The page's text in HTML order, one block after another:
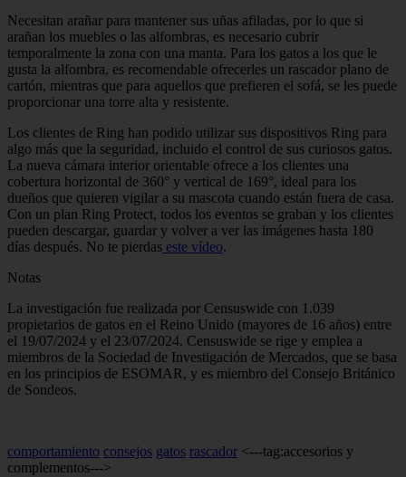
Necesitan arañar para mantener sus uñas afiladas, por lo que si
arañan los muebles o las alfombras, es necesario cubrir
temporalmente la zona con una manta. Para los gatos a los que le
gusta la alfombra, es recomendable ofrecerles un rascador plano de
cartón, mientras que para aquellos que prefieren el sofá, se les puede
proporcionar una torre alta y resistente.
Los clientes de Ring han podido utilizar sus dispositivos Ring para
algo más que la seguridad, incluido el control de sus curiosos gatos.
La nueva cámara interior orientable ofrece a los clientes una
cobertura horizontal de 360° y vertical de 169°, ideal para los
dueños que quieren vigilar a su mascota cuando están fuera de casa.
Con un plan Ring Protect, todos los eventos se graban y los clientes
pueden descargar, guardar y volver a ver las imágenes hasta 180
días después. No te pierdas este vídeo.
Notas
La investigación fue realizada por Censuswide con 1.039
propietarios de gatos en el Reino Unido (mayores de 16 años) entre
el 19/07/2024 y el 23/07/2024. Censuswide se rige y emplea a
miembros de la Sociedad de Investigación de Mercados, que se basa
en los principios de ESOMAR, y es miembro del Consejo Británico
de Sondeos.
comportamiento consejos gatos rascador <---tag:accesorios y
complementos--->